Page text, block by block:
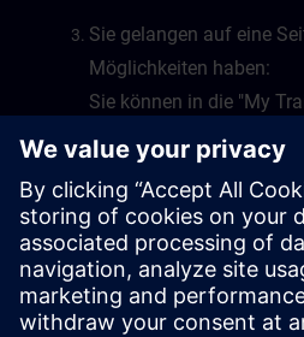
Sie gelangen auf eine
Möglichkeiten haben:
Sie können in die "My
Learning Events oder
wechseln, oder Sie
Umgebung von SITRAIN